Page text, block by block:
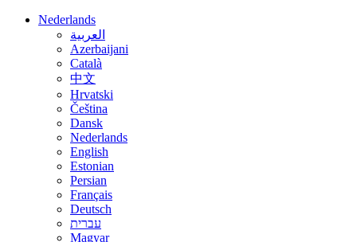
Nederlands
العربية
Azerbaijani
Català
中文
Hrvatski
Čeština
Dansk
Nederlands
English
Estonian
Persian
Français
Deutsch
עברית
Magyar